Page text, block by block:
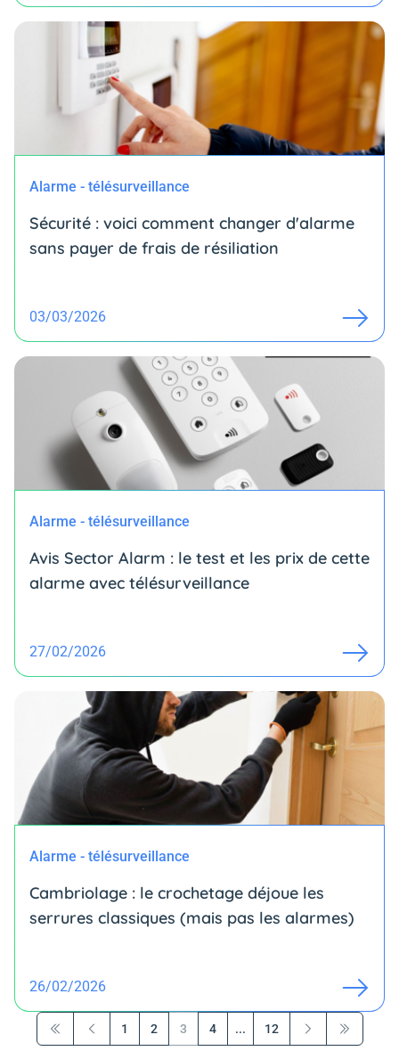
Alarme - télésurveillance
Sécurité : voici comment changer d'alarme
sans payer de frais de résiliation
03/03/2026
Alarme - télésurveillance
Avis Sector Alarm : le test et les prix de cette
alarme avec télésurveillance
27/02/2026
Alarme - télésurveillance
Cambriolage : le crochetage déjoue les
serrures classiques (mais pas les alarmes)
26/02/2026
Première page
Précédent
1 2 3 4 ... 12
SuivantDernière